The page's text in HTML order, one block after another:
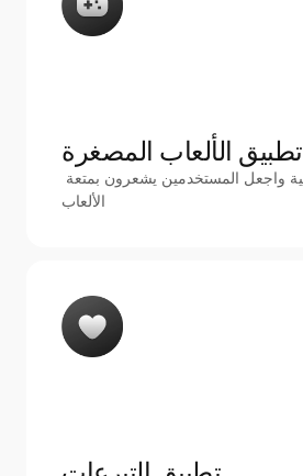
تطبيق الألعاب المصغرة
الألعاب